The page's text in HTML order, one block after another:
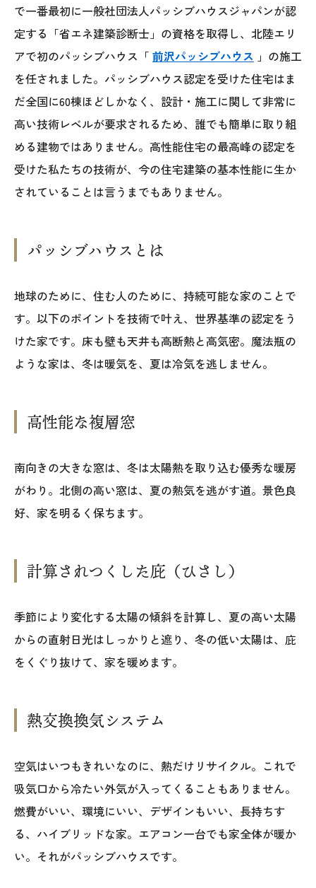
協力会社の皆様へ
住まいのなんでも相談
土地･空き家 不動産相談
移住と暮らし相談
資料請求
本社
025-552-0456 (本社)
0120-470-456 (フリーダイヤル)
上越店
〒942-0072 新潟県上越市栄町2-11-40 1F
で一番最初に一般社団法人パッシブハウスジャパンが認
定する「省エネ建築診断士」の資格を取得し、北陸エリ
アで初のパッシブハウス「 前沢パッシブハウス 」の施工
を任されました。パッシブハウス認定を受けた住宅はま
だ全国に60棟ほどしかなく、設計・施工に関して非常に
高い技術レベルが要求されるため、誰でも簡単に取り組
める建物ではありません。高性能住宅の最高峰の認定を
受けた私たちの技術が、今の住宅建築の基本性能に生か
されていることは言うまでもありません。
パッシブハウスとは
地球のために、住む人のために、持続可能な家のことで
す。以下のポイントを技術で叶え、世界基準の認定をう
けた家です。床も壁も天井も高断熱と高気密。魔法瓶の
ような家は、冬は暖気を、夏は冷気を逃しません。
高性能な複層窓
南向きの大きな窓は、冬は太陽熱を取り込む優秀な暖房
がわり。北側の高い窓は、夏の熱気を逃がす道。景色良
好、家を明るく保ちます。
計算されつくした庇（ひさし）
季節により変化する太陽の傾斜を計算し、夏の高い太陽
からの直射日光はしっかりと遮り、冬の低い太陽は、庇
をくぐり抜けて、家を暖めます。
熱交換換気システム
空気はいつもきれいなのに、熱だけリサイクル。これで
吸気口から冷たい外気が入ってくることもありません。
燃費がいい、環境にいい、デザインもいい、長持ちす
る、ハイブリッドな家。エアコン一台でも家全体が暖か
い。それがパッシブハウスです。